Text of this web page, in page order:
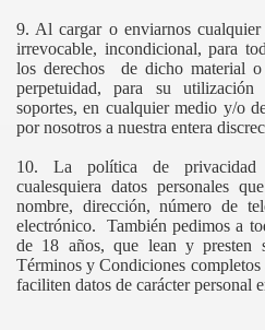
9. Al cargar o enviarnos
irrevocable, incondicional, para
los derechos de dicho material
perpetuidad, para su
soportes, en cualquier medio y/o
por nosotros a nuestra entera
10. La política de privacidad
cualesquiera datos personales
nombre, dirección, número de
electrónico. También pedimos a
de 18 años, que lean y presten
Términos y Condiciones
faciliten datos de carácter personal